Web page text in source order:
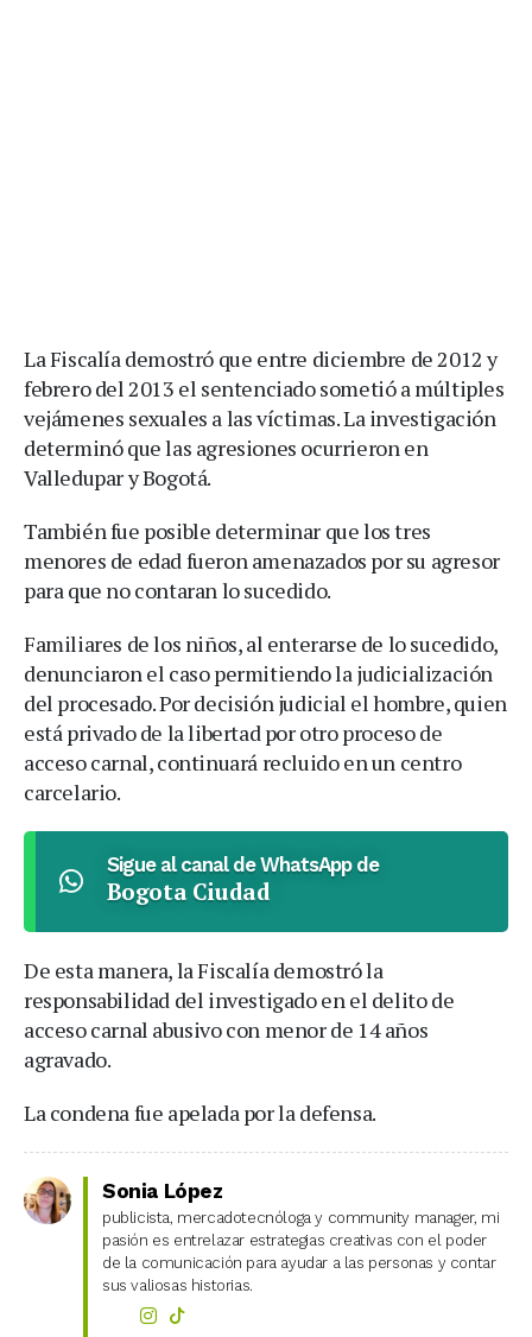
La Fiscalía demostró que entre diciembre de 2012 y
febrero del 2013 el sentenciado sometió a múltiples
vejámenes sexuales a las víctimas. La investigación
determinó que las agresiones ocurrieron en
Valledupar y Bogotá.
También fue posible determinar que los tres
menores de edad fueron amenazados por su agresor
para que no contaran lo sucedido.
Familiares de los niños, al enterarse de lo sucedido,
denunciaron el caso permitiendo la judicialización
del procesado. Por decisión judicial el hombre, quien
está privado de la libertad por otro proceso de
acceso carnal, continuará recluido en un centro
carcelario.
Sigue al canal de WhatsApp de
Bogota Ciudad
De esta manera, la Fiscalía demostró la
responsabilidad del investigado en el delito de
acceso carnal abusivo con menor de 14 años
agravado.
La condena fue apelada por la defensa.
Sonia López
publicista, mercadotecnóloga y community manager, mi
pasión es entrelazar estrategias creativas con el poder
de la comunicación para ayudar a las personas y contar
sus valiosas historias.